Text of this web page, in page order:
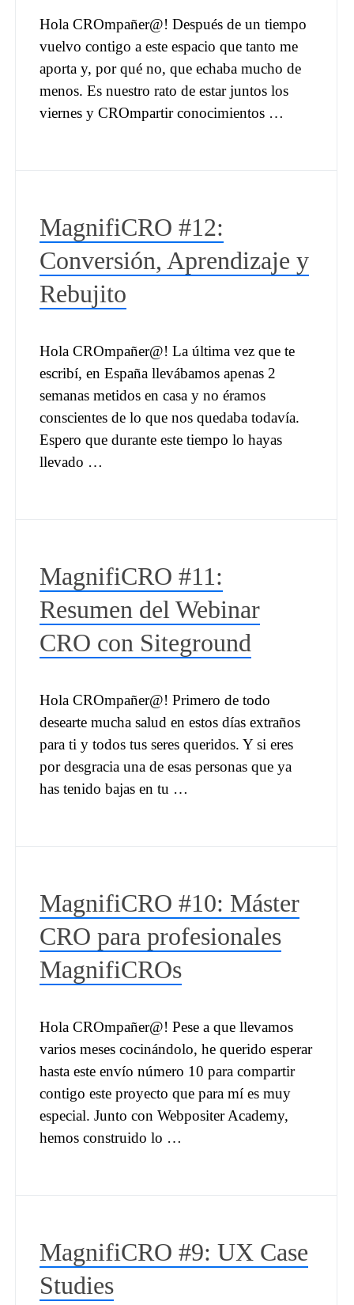
Hola CROmpañer@! Después de un tiempo
vuelvo contigo a este espacio que tanto me
aporta y, por qué no, que echaba mucho de
menos. Es nuestro rato de estar juntos los
viernes y CROmpartir conocimientos …
MagnifiCRO #12:
Conversión, Aprendizaje y
Rebujito
Hola CROmpañer@! La última vez que te
escribí, en España llevábamos apenas 2
semanas metidos en casa y no éramos
conscientes de lo que nos quedaba todavía.
Espero que durante este tiempo lo hayas
llevado …
MagnifiCRO #11:
Resumen del Webinar
CRO con Siteground
Hola CROmpañer@! Primero de todo
desearte mucha salud en estos días extraños
para ti y todos tus seres queridos. Y si eres
por desgracia una de esas personas que ya
has tenido bajas en tu …
MagnifiCRO #10: Máster
CRO para profesionales
MagnifiCROs
Hola CROmpañer@! Pese a que llevamos
varios meses cocinándolo, he querido esperar
hasta este envío número 10 para compartir
contigo este proyecto que para mí es muy
especial. Junto con Webpositer Academy,
hemos construido lo …
MagnifiCRO #9: UX Case
Studies